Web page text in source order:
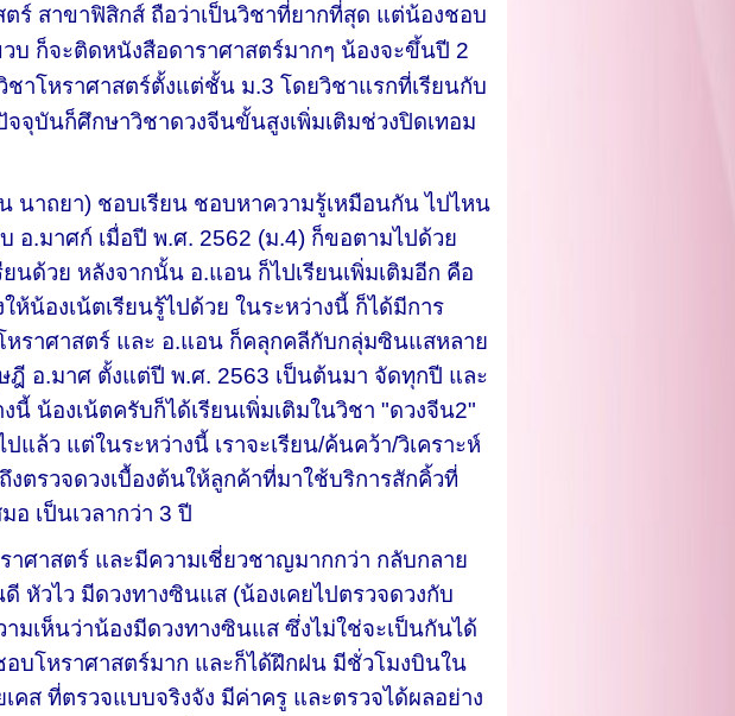
ร์ สาขาฟิสิกส์ ถือว่าเป็นวิชาที่ยากที่สุด แต่น้องชอบ
บ ก็จะติดหนังสือดาราศาสตร์มากๆ น้องจะขึ้นปี 2
าโหราศาสตร์ตั้งแต่ชั้น ม.3 โดยวิชาแรกที่เรียนกับ
จจุบันก็ศึกษาวิชาดวงจีนขั้นสูงเพิ่มเติมช่วงปิดเทอม
นาถยา) ชอบเรียน ชอบหาความรู้เหมือนกัน ไปไหน
อ.มาศก์ เมื่อปี พ.ศ. 2562 (ม.4) ก็ขอตามไปด้วย
ยนด้วย หลังจากนั้น อ.แอน ก็ไปเรียนเพิ่มเติมอีก คือ
ห้น้องเน้ตเรียนรู้ไปด้วย ในระหว่างนี้ ก็ได้มีการ
หราศาสตร์ และ อ.แอน ก็คลุกคลีกับกลุ่มซินแสหลาย
อ.มาศ ตั้งแต่ปี พ.ศ. 2563 เป็นต้นมา จัดทุกปี และ
น้องเน้ตครับก็ได้เรียนเพิ่มเติมในวิชา "ดวงจีน2"
ล้ว แต่ในระหว่างนี้ เราจะเรียน/ค้นคว้า/วิเคราะห์
ตรวจดวงเบื้องต้นให้ลูกค้าที่มาใช้บริการสักคิ้วที่
เป็นเวลากว่า 3 ปี
าสตร์ และมีความเชี่ยวชาญมากกว่า กลับกลาย
หัวไว มีดวงทางซินแส (น้องเคยไปตรวจดวงกับ
มเห็นว่าน้องมีดวงทางซินแส ซึ่งไม่ใช่จะเป็นกันได้
บโหราศาสตร์มาก และก็ได้ฝึกฝน มีชั่วโมงบินใน
คส ที่ตรวจแบบจริงจัง มีค่าครู และตรวจได้ผลอย่าง